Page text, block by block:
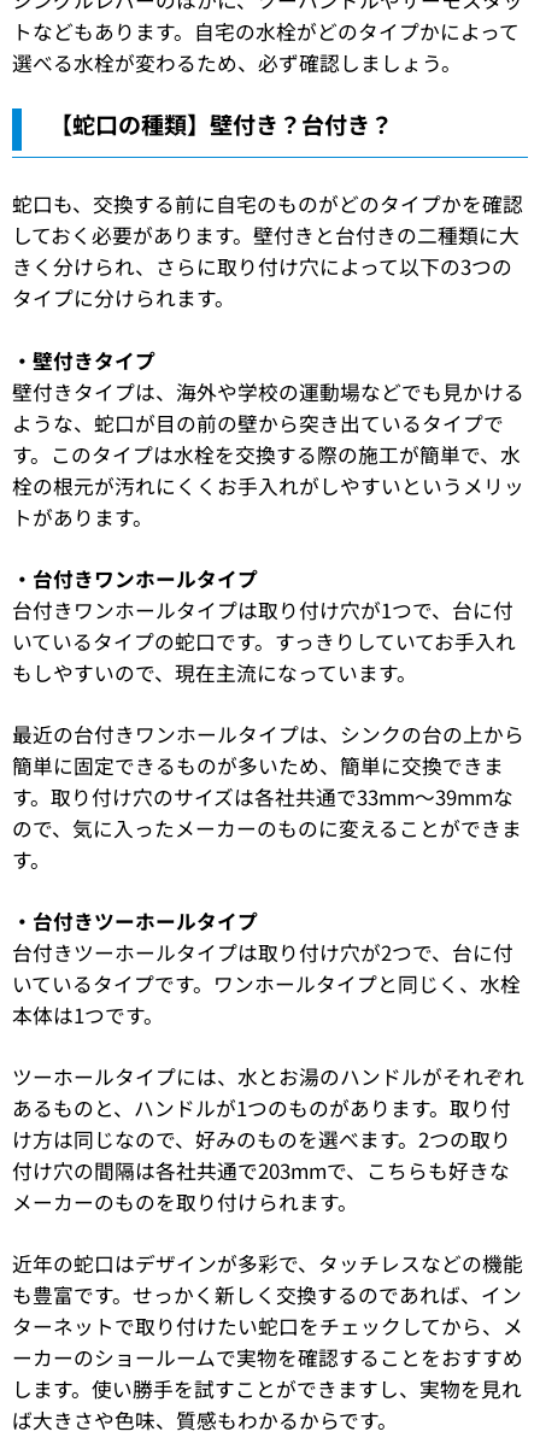
トなどもあります。自宅の水栓がどのタイプかによって
選べる水栓が変わるため、必ず確認しましょう。
【蛇口の種類】壁付き？台付き？
蛇口も、交換する前に自宅のものがどのタイプかを確認
しておく必要があります。壁付きと台付きの二種類に大
きく分けられ、さらに取り付け穴によって以下の3つの
タイプに分けられます。
・壁付きタイプ
壁付きタイプは、海外や学校の運動場などでも見かける
ような、蛇口が目の前の壁から突き出ているタイプで
す。このタイプは水栓を交換する際の施工が簡単で、水
栓の根元が汚れにくくお手入れがしやすいというメリッ
トがあります。
・台付きワンホールタイプ
台付きワンホールタイプは取り付け穴が1つで、台に付
いているタイプの蛇口です。すっきりしていてお手入れ
もしやすいので、現在主流になっています。
最近の台付きワンホールタイプは、シンクの台の上から
簡単に固定できるものが多いため、簡単に交換できま
す。取り付け穴のサイズは各社共通で33mm〜39mmな
ので、気に入ったメーカーのものに変えることができま
す。
・台付きツーホールタイプ
台付きツーホールタイプは取り付け穴が2つで、台に付
いているタイプです。ワンホールタイプと同じく、水栓
本体は1つです。
ツーホールタイプには、水とお湯のハンドルがそれぞれ
あるものと、ハンドルが1つのものがあります。取り付
け方は同じなので、好みのものを選べます。2つの取り
付け穴の間隔は各社共通で203mmで、こちらも好きな
メーカーのものを取り付けられます。
近年の蛇口はデザインが多彩で、タッチレスなどの機能
も豊富です。せっかく新しく交換するのであれば、イン
ターネットで取り付けたい蛇口をチェックしてから、メ
ーカーのショールームで実物を確認することをおすすめ
します。使い勝手を試すことができますし、実物を見れ
ば大きさや色味、質感もわかるからです。